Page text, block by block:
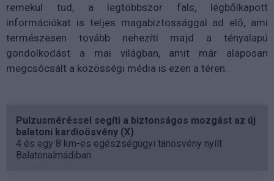
remekül tud, a legtöbbször fals, légbőlkapott
információkat is teljes magabiztossággal ad elő, ami
természesen tovább nehezíti majd a tényalapú
gondolkodást a mai világban, amit már alaposan
megcsócsált a közösségi média is ezen a téren.
Pulzusméréssel segíti a biztonságos mozgást az új
balatoni kardioösvény (X)
4 és egy 8 km-es egészségügyi tanösvény nyílt
Balatonalmádiban.